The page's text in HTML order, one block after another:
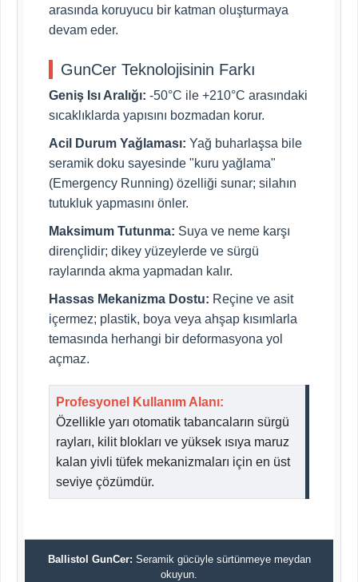
arasında koruyucu bir katman oluşturmaya
devam eder.
GunCer Teknolojisinin Farkı
Geniş Isı Aralığı: -50°C ile +210°C arasındaki
sıcaklıklarda yapısını bozmadan korur.
Acil Durum Yağlaması: Yağ buharlaşsa bile
seramik doku sayesinde "kuru yağlama"
(Emergency Running) özelliği sunar; silahın
tutukluk yapmasını önler.
Maksimum Tutunma: Suya ve neme karşı
dirençlidir; dikey yüzeylerde ve sürgü
raylarında akma yapmadan kalır.
Hassas Mekanizma Dostu: Reçine ve asit
içermez; plastik, boya veya ahşap kısımlarla
temasında herhangi bir deformasyona yol
açmaz.
Profesyonel Kullanım Alanı:
Özellikle yarı otomatik tabancaların sürgü
rayları, kilit blokları ve yüksek ısıya maruz
kalan yivli tüfek mekanizmaları için en üst
seviye çözümdür.
Ballistol GunCer: Seramik gücüyle sürtünmeye meydan
okuyun.